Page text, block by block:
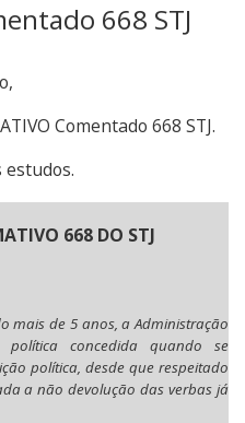
668 STJ
Comentado 668 STJ.
estudos.
668 DO STJ
mais de 5 anos, a Administração
concedida quando se
política, desde que respeitado
a não devolução das verbas já